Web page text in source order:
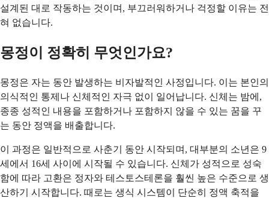
설계된 대로 작동하는 것이며, 부끄러워하거나 걱정할 이유는 전
혀 없습니다.
몽정이 정확히 무엇인가요?
몽정은 자는 동안 발생하는 비자발적인 사정입니다. 이는 본인의
의식적인 통제나 신체적인 자극 없이 일어납니다. 신체는 밤에,
종종 성적인 내용을 포함하거나 포함하지 않을 수 있는 꿈을 꾸
는 동안 정액을 배출합니다.
이 과정은 일반적으로 사춘기 동안 시작되며, 대부분의 소년은 9
세에서 16세 사이에 시작될 수 있습니다. 신체가 성적으로 성숙
함에 따라 고환은 정자와 테스토스테론을 훨씬 높은 수준으로 생
산하기 시작합니다. 때로는 생식 시스템이 단순히 정액 축적을